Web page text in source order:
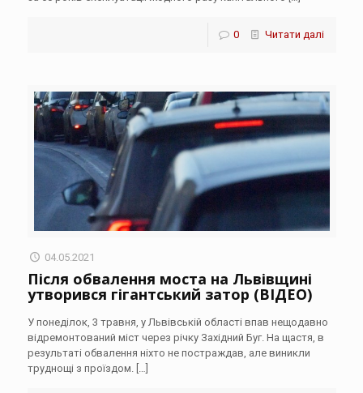
0 Читати далі
04.05.2021
Після обвалення моста на Львівщині
утворився гігантський затор (ВІДЕО)
У понеділок, 3 травня, у Львівській області впав нещодавно
відремонтований міст через річку Західний Буг. На щастя, в
результаті обвалення ніхто не постраждав, але виникли
труднощі з проїздом.[…]